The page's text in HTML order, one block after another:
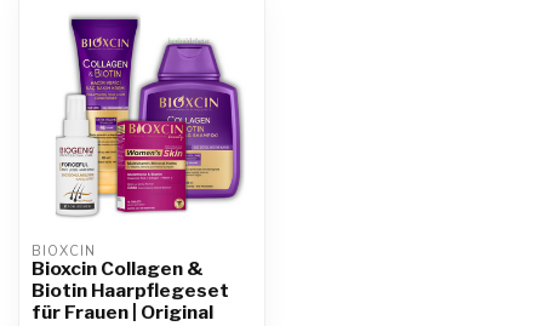
BIOXCIN
Bioxcin Collagen &
Biotin Haarpflegeset
für Frauen | Original